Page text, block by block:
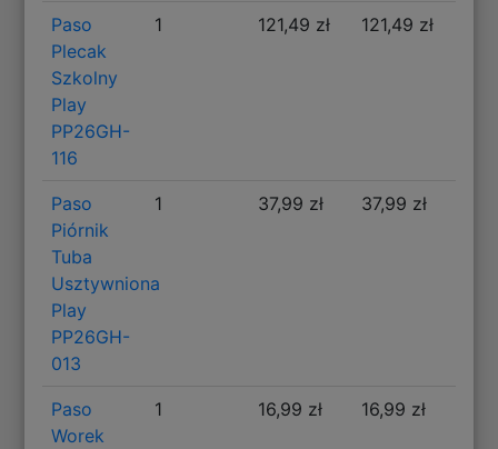
Paso
Plecak
Szkolny
Play
PP26GH-
116
1 121,49 zł 121,49 zł
Paso
Piórnik
Tuba
Usztywniona
Play
PP26GH-
013
1 37,99 zł 37,99 zł
Paso
Worek
1 16,99 zł 16,99 zł